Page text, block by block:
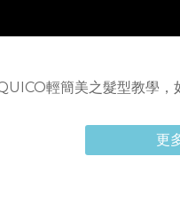
輕簡美之髮型教學，
更